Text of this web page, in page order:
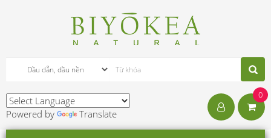
Powered by Translate
0